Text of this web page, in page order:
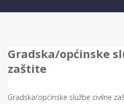
Gradska/općinske
zaštite
Gradska/općinske službe civilne